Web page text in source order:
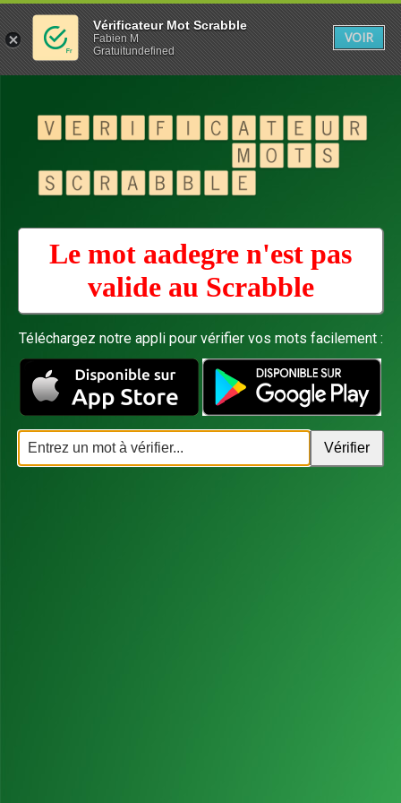
Le mot aadegre n'est pas
valide au Scrabble
Téléchargez notre appli pour vérifier vos mots facilement :
Vérificateur Mot Scrabble
Fabien M
Gratuitundefined
VOIR